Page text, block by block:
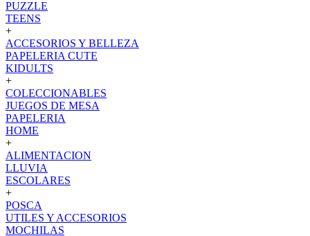
PUZZLE
TEENS
+
ACCESORIOS Y BELLEZA
PAPELERIA CUTE
KIDULTS
+
COLECCIONABLES
JUEGOS DE MESA
PAPELERIA
HOME
+
ALIMENTACION
LLUVIA
ESCOLARES
+
POSCA
UTILES Y ACCESORIOS
MOCHILAS